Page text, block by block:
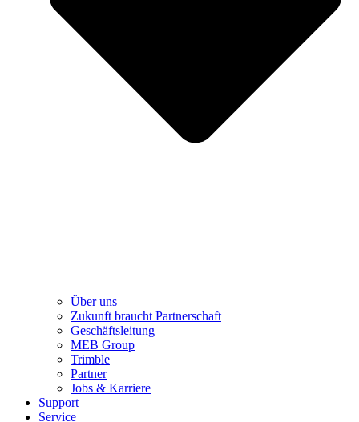
Über uns
Zukunft braucht Partnerschaft
Geschäftsleitung
MEB Group
Trimble
Partner
Jobs & Karriere
Support
Service